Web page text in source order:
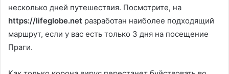
несколько дней путешествия. Посмотрите, на
https://lifeglobe.net разработан наиболее подходящий
маршрут, если у вас есть только 3 дня на посещение
Праги.